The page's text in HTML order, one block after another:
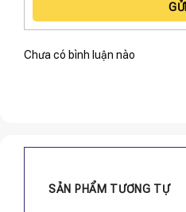
GỬI
Chưa có bình luận nào
SẢN PHẨM TƯƠNG TỰ